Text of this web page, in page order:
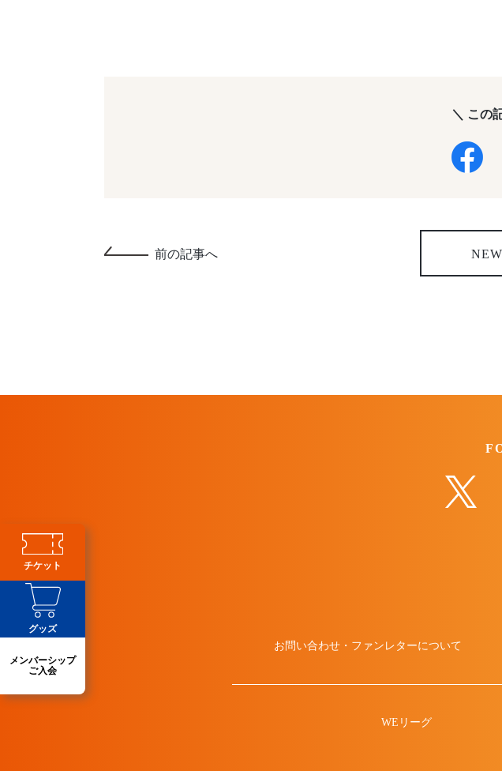
チケット
グッズ
メンバーシップ
ご入会
＼ この
前の記事へ
お問い合わせ・ファンレターについて
WEリーグ